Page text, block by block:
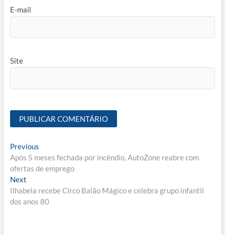
E-mail
Site
Navegação
de
Post
PreviousPrevious
post:
Após 5 meses fechada por incêndio, AutoZone reabre com
ofertas de emprego
NextNext
post:
Ilhabela recebe Circo Balão Mágico e celebra grupo infantil
dos anos 80